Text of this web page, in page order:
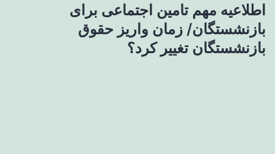
اطلاعیه مهم تامین اجتماعی برای
بازنشستگان/ زمان‌ واریز حقوق
بازنشستگان تغییر کرد؟